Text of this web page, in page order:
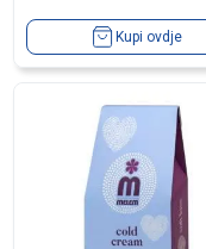
Kupi ovdje